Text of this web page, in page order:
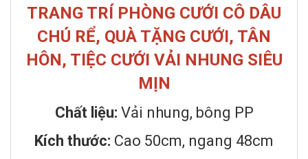
TRANG TRÍ PHÒNG CƯỚI CÔ DÂU
CHÚ RỂ, QUÀ TẶNG CƯỚI, TÂN
HÔN, TIỆC CƯỚI VẢI NHUNG SIÊU
MỊN
Chất liệu: Vải nhung, bông PP
Kích thước: Cao 50cm, ngang 48cm